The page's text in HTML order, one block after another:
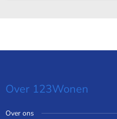
Over 123Wonen
Over ons